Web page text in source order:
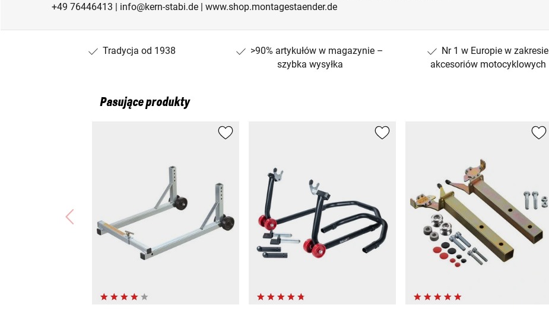
+49 76446413 | info@kern-stabi.de | www.shop.montagestaender.de
Tradycja od 1938
>90% artykułów w magazynie –
szybka wysyłka
Nr 1 w Europie w zakresie
akcesoriów motocyklowych
Pasujące produkty